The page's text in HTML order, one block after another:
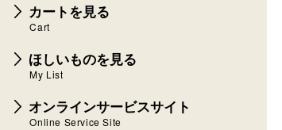
カートを見る
Cart
ほしいものを見る
My List
オンラインサービスサイト
Online Service Site